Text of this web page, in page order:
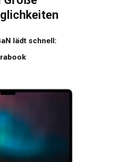
lädt schnell: